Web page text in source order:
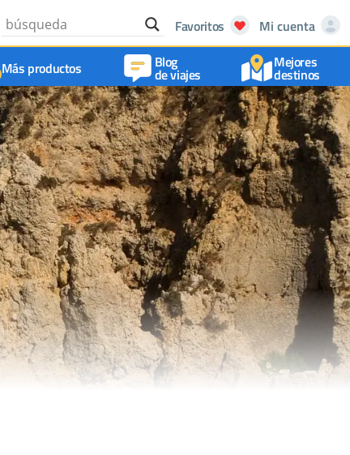
Favoritos
Mi cuenta
Más productos Blog
de viajes
Mejores
destinos